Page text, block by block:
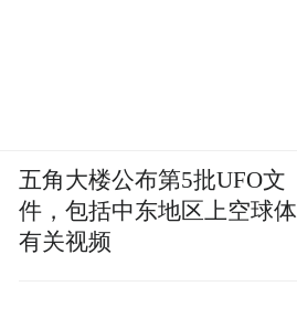
五角大楼公布第5批UFO文
件，包括中东地区上空球体
有关视频